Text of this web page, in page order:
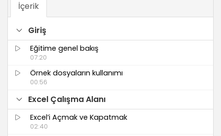
İçerik
Giriş
Eğitime genel bakış
07:20
Örnek dosyaların kullanımı
00:56
Excel Çalışma Alanı
Excel’i Açmak ve Kapatmak
02:40